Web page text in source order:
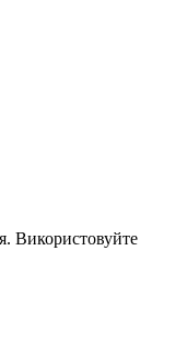
Використовуйте